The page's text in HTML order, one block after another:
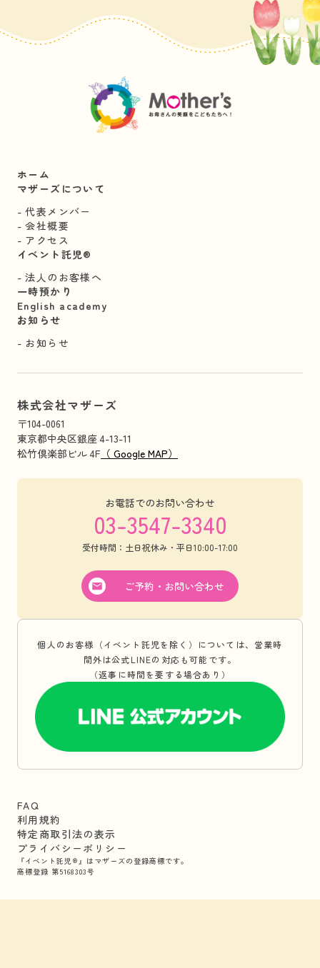
ホーム
マザーズについて
代表メンバー
会社概要
アクセス
イベント託児®︎
法人のお客様へ
一時預かり
English academy
お知らせ
お知らせ
株式会社マザーズ
〒104-0061
東京都中央区銀座 4-13-11
松竹倶楽部ビル 4F （ Google MAP）
お電話でのお問い合わせ
03-3547-3340
受付時間：土日祝休み・平日10:00-17:00
ご予約・お問い合わせ
個人のお客様（イベント託児を除く）については、営業時
間外は公式LINEの対応も可能です。
（返事に時間を要する場合あり）
FAQ
利用規約
特定商取引法の表示
プライバシーポリシー
『イベント託児®』はマザーズの登録商標です。
商標登録 第5168303号